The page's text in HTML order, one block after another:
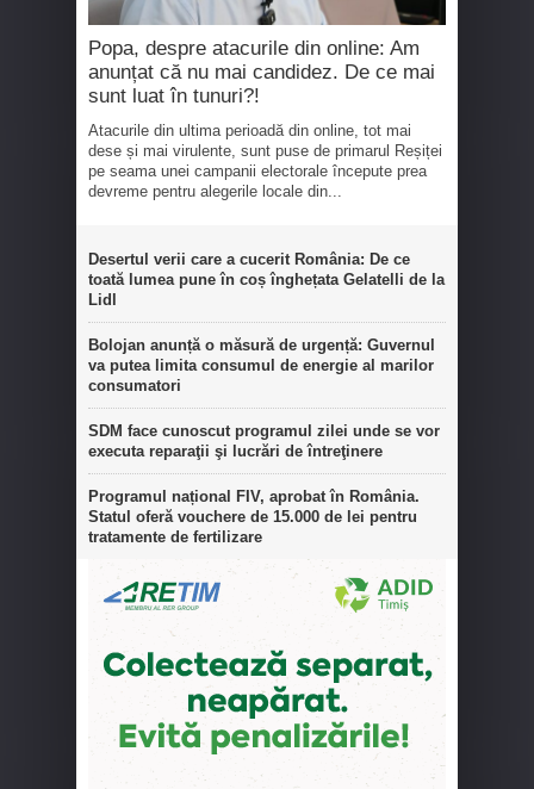
Popa, despre atacurile din online: Am
anunțat că nu mai candidez. De ce mai
sunt luat în tunuri?!
Atacurile din ultima perioadă din online, tot mai
dese și mai virulente, sunt puse de primarul Reșiței
pe seama unei campanii electorale începute prea
devreme pentru alegerile locale din...
Desertul verii care a cucerit România: De ce
toată lumea pune în coș înghețata Gelatelli de la
Lidl
Bolojan anunță o măsură de urgență: Guvernul
va putea limita consumul de energie al marilor
consumatori
SDM face cunoscut programul zilei unde se vor
executa reparaţii şi lucrări de întreţinere
Programul național FIV, aprobat în România.
Statul oferă vouchere de 15.000 de lei pentru
tratamente de fertilizare